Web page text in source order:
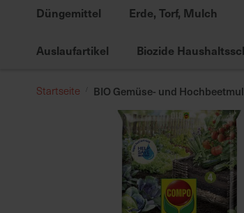
Düngemittel Erde, Torf, Mulch
Auslaufartikel Biozide
Startseite BIO Gemüse- und